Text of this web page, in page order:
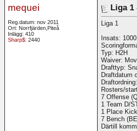
mequei
Reg.datum: nov 2011
Ort: Norrfjärden,Piteå
Inlägg: 410
Sharp$: 2440
Liga 1
Liga 1
Insats:
Typ: H2H
Waiver:
Drafttyp:
Draftdatum
Rosters/
7 Offense
1 Team D/
1 Place
7 Bench
Därtill